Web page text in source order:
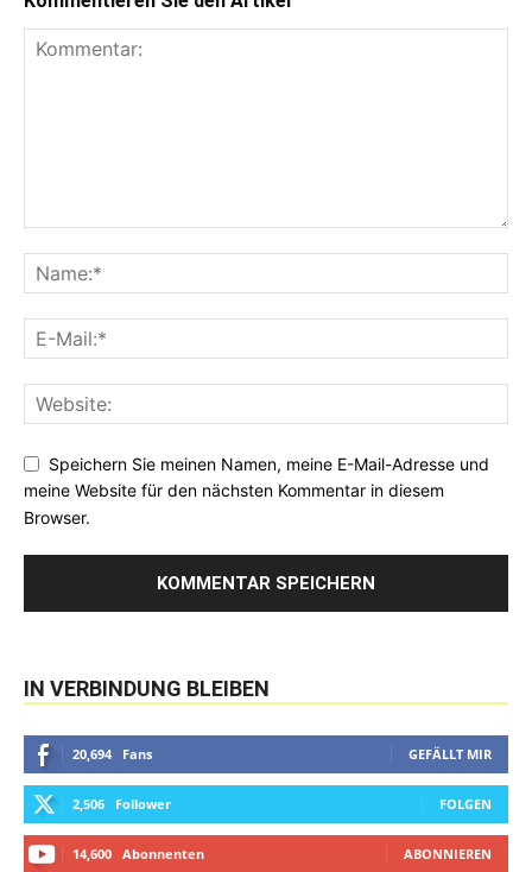
Speichern Sie meinen Namen, meine E-Mail-Adresse und
meine Website für den nächsten Kommentar in diesem
Browser.
IN VERBINDUNG BLEIBEN
20,694 Fans GEFÄLLT MIR
2,506 Follower FOLGEN
14,600 Abonnenten ABONNIEREN